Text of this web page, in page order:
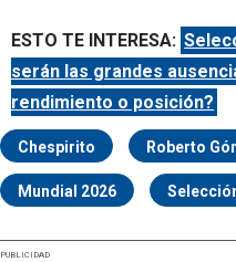
ESTO TE INTERESA:
serán las grandes
rendimiento o posición?
Chespirito Roberto
Mundial 2026
PUBLICIDAD